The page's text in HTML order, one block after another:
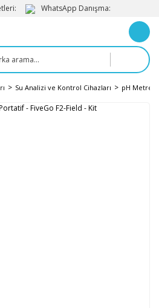
WhatsApp Danışma:
Su Analizi ve Kontrol Cihazları pH Metre